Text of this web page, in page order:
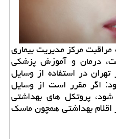
مركز مدیریت بیماری
درمان و آموزش پزشكی
در استفاده از وسایل
اگر مقرر است از وسایل
پروتكل های بهداشتی
اقلام بهداشتی همچون ماسك